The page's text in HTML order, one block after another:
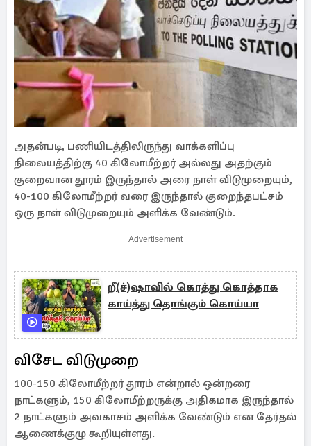
அதன்படி, பணியிடத்திலிருந்து வாக்களிப்பு
நிலையத்திற்கு 40 கிலோமீற்றர் அல்லது அதற்கும்
குறைவான தூரம் இருந்தால் அரை நாள் விடுமுறையும்,
40-100 கிலோமீற்றர் வரை இருந்தால் குறைந்தபட்சம்
ஒரு நாள் விடுமுறையும் அளிக்க வேண்டும்.
Advertisement
றீ(ச்)ஷாவில் கொத்து கொத்தாக
காய்த்து தொங்கும் கொய்யா
விசேட விடுமுறை
100-150 கிலோமீற்றர் தூரம் என்றால் ஒன்றரை
நாட்களும், 150 கிலோமீற்றருக்கு அதிகமாக இருந்தால்
2 நாட்களும் அவகாசம் அளிக்க வேண்டும் என தேர்தல்
ஆணைக்குழு கூறியுள்ளது.